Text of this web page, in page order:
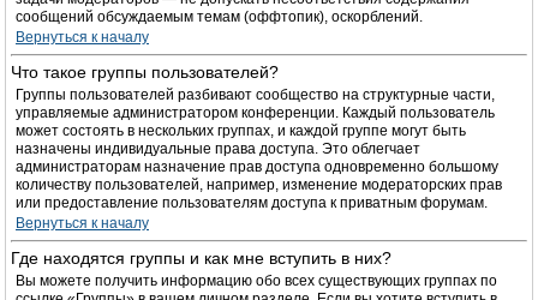
сообщений обсуждаемым темам (оффтопик), оскорблений.
Вернуться к началу
Что такое группы пользователей?
Группы пользователей разбивают сообщество на структурные части,
управляемые администратором конференции. Каждый пользователь
может состоять в нескольких группах, и каждой группе могут быть
назначены индивидуальные права доступа. Это облегчает
администраторам назначение прав доступа одновременно большому
количеству пользователей, например, изменение модераторских прав
или предоставление пользователям доступа к приватным форумам.
Вернуться к началу
Где находятся группы и как мне вступить в них?
Вы можете получить информацию обо всех существующих группах по